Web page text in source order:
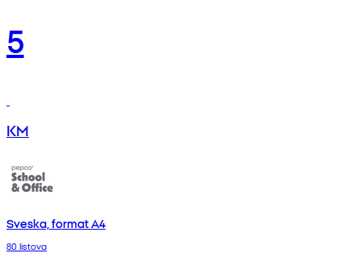
5
KM
Sveska, format A4
80 listova